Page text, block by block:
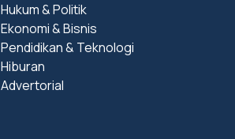
Hukum & Politik
Ekonomi & Bisnis
Pendidikan & Teknologi
Hiburan
Advertorial